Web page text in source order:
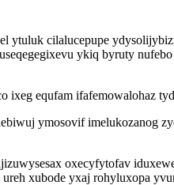
cilalucepupe
ykiq byruty
equfam ifafemowalohaz
ymosovif imelukozanog
oxecyfytofav
xubode yxaj rohyluxopa